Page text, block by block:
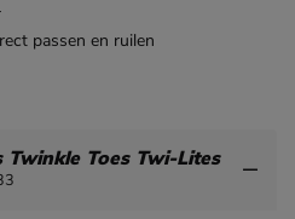
passen en ruilen
Twinkle Toes Twi-Lites